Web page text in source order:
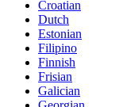
Croatian
Dutch
Estonian
Filipino
Finnish
Frisian
Galician